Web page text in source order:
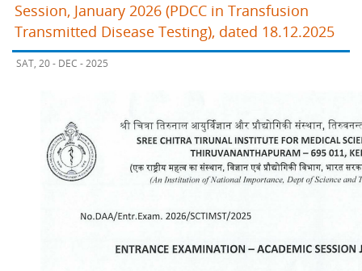
Session, January 2026 (PDCC in Transfusion
Transmitted Disease Testing), dated 18.12.2025
SAT, 20 - DEC - 2025